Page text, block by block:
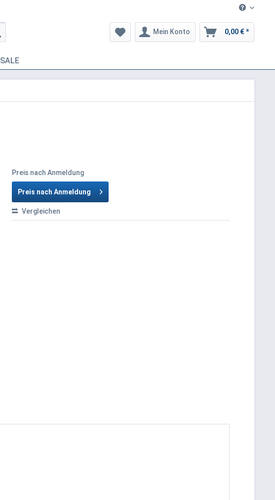
Mein Konto 0,00 € *
SALE
Preis nach Anmeldung
Preis nach Anmeldung
Vergleichen